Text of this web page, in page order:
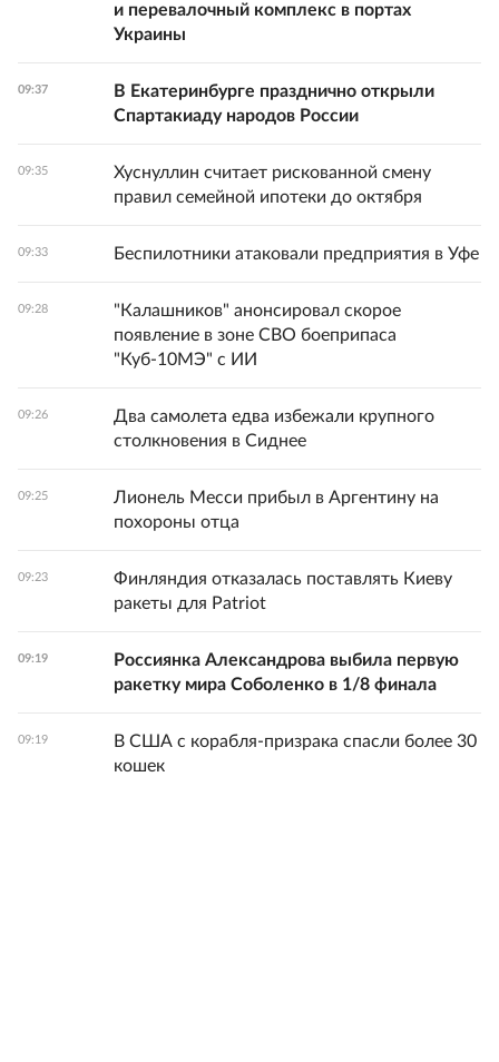
и перевалочный комплекс в портах
Украины
09:37
В Екатеринбурге празднично открыли
Спартакиаду народов России
09:35
Хуснуллин считает рискованной смену
правил семейной ипотеки до октября
09:33 Беспилотники атаковали предприятия в Уфе
09:28
"Калашников" анонсировал скорое
появление в зоне СВО боеприпаса
"Куб-10МЭ" с ИИ
09:26
Два самолета едва избежали крупного
столкновения в Сиднее
09:25
Лионель Месси прибыл в Аргентину на
похороны отца
09:23
Финляндия отказалась поставлять Киеву
ракеты для Patriot
09:19
Россиянка Александрова выбила первую
ракетку мира Соболенко в 1/8 финала
09:19
В США с корабля-призрака спасли более 30
кошек